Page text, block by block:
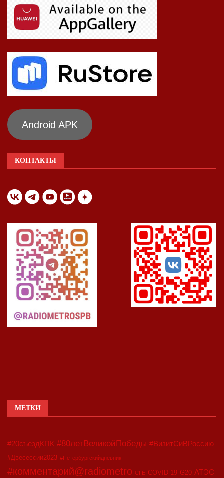
Android APK
КОНТАКТЫ
МЕТКИ
#20съездКПК #80летВеликойПобеды #ВизитСиВРоссию
#Двесессии2023 #Петербургскийдневник
#комментарий@radiometro CIIE COVID-19 G20 АТЭС